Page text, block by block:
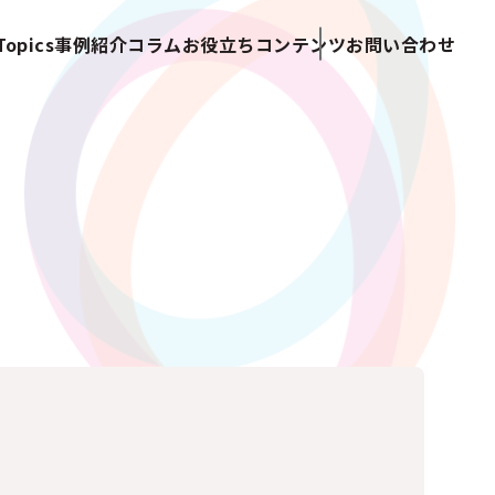
事例紹介コラムお役立ちコンテンツお問い合わせ